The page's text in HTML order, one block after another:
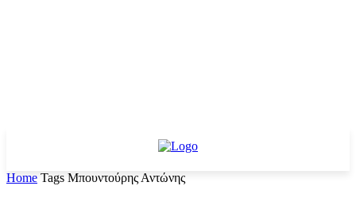
Home Tags Μπουντούρης Αντώνης